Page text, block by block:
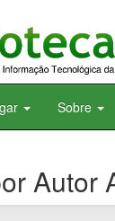
Sobre
Autor